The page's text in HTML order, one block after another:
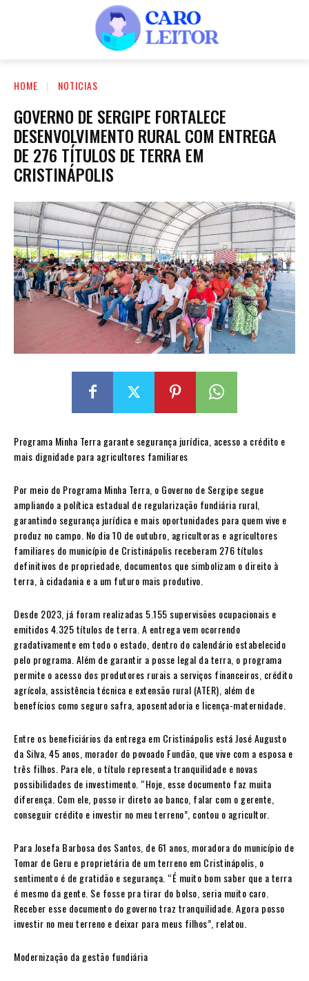
HOME NOTICIAS
GOVERNO DE SERGIPE FORTALECE
DESENVOLVIMENTO RURAL COM ENTREGA
DE 276 TÍTULOS DE TERRA EM
CRISTINÁPOLIS
Programa Minha Terra garante segurança jurídica, acesso a crédito e
mais dignidade para agricultores familiares
Por meio do Programa Minha Terra, o Governo de Sergipe segue
ampliando a política estadual de regularização fundiária rural,
garantindo segurança jurídica e mais oportunidades para quem vive e
produz no campo. No dia 10 de outubro, agricultoras e agricultores
familiares do município de Cristinápolis receberam 276 títulos
definitivos de propriedade, documentos que simbolizam o direito à
terra, à cidadania e a um futuro mais produtivo.
Desde 2023, já foram realizadas 5.155 supervisões ocupacionais e
emitidos 4.325 títulos de terra. A entrega vem ocorrendo
gradativamente em todo o estado, dentro do calendário estabelecido
pelo programa. Além de garantir a posse legal da terra, o programa
permite o acesso dos produtores rurais a serviços financeiros, crédito
agrícola, assistência técnica e extensão rural (ATER), além de
benefícios como seguro safra, aposentadoria e licença-maternidade.
Entre os beneficiários da entrega em Cristinápolis está José Augusto
da Silva, 45 anos, morador do povoado Fundão, que vive com a esposa e
três filhos. Para ele, o título representa tranquilidade e novas
possibilidades de investimento. “Hoje, esse documento faz muita
diferença. Com ele, posso ir direto ao banco, falar com o gerente,
conseguir crédito e investir no meu terreno”, contou o agricultor.
Para Josefa Barbosa dos Santos, de 61 anos, moradora do município de
Tomar de Geru e proprietária de um terreno em Cristinápolis, o
sentimento é de gratidão e segurança. “É muito bom saber que a terra
é mesmo da gente. Se fosse pra tirar do bolso, seria muito caro.
Receber esse documento do governo traz tranquilidade. Agora posso
investir no meu terreno e deixar para meus filhos”, relatou.
Modernização da gestão fundiária